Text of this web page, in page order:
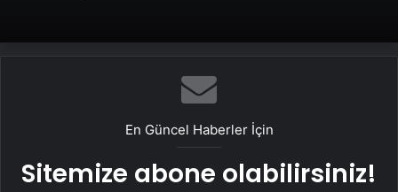
En Güncel Haberler İçin
Sitemize abone olabilirsiniz!